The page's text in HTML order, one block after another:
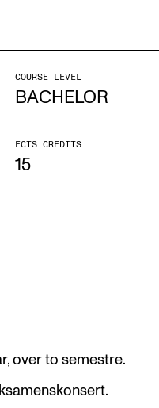
and Events
COURSE LEVEL
BACHELOR
ECTS CREDITS
15
over to semestre.